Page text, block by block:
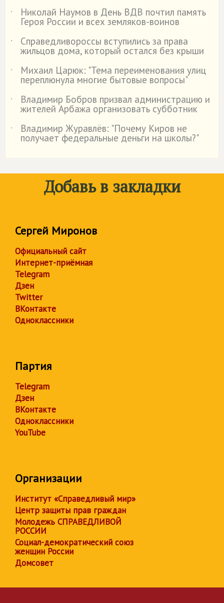
˙ Николай Наумов в День ВДВ почтил память
Героя России и всех земляков-воинов
˙
Справедливороссы вступились за права
жильцов дома, который остался без крыши
˙
Михаил Царюк: "Тема переименования улиц
переплюнула многие бытовые вопросы"
˙
Владимир Бобров призвал администрацию и
жителей Арбажа организовать субботник
˙
Владимир Журавлёв: "Почему Киров не
получает федеральные деньги на школы?"
Добавь в закладки
Сергей Миронов
Официальный сайт
Интернет-приёмная
Telegram
Дзен
Twitter
ВКонтакте
Одноклассники
Партия
Telegram
Дзен
ВКонтакте
Одноклассники
YouTube
Организации
Институт «Справедливый мир»
Центр защиты прав граждан
Молодежь СПРАВЕДЛИВОЙ
РОССИИ
Социал-демократический союз
женщин России
Домсовет